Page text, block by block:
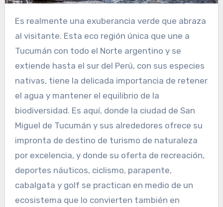
Es realmente una exuberancia verde que abraza
al visitante. Esta eco región única que une a
Tucumán con todo el Norte argentino y se
extiende hasta el sur del Perú, con sus especies
nativas, tiene la delicada importancia de retener
el agua y mantener el equilibrio de la
biodiversidad. Es aquí, donde la ciudad de San
Miguel de Tucumán y sus alrededores ofrece su
impronta de destino de turismo de naturaleza
por excelencia, y donde su oferta de recreación,
deportes náuticos, ciclismo, parapente,
cabalgata y golf se practican en medio de un
ecosistema que lo convierten también en